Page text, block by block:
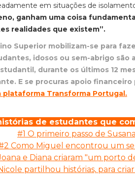
em situações de
ganham uma coisa
realidades que existem”.
Superior mobilizam-se para
idosos ou sem-abrigo são
durante os últimos 12
E se procuras apoio
plataforma Transforma Portugal.
de estudantes que
#1 O primeiro passo de Susana
Como Miguel encontrou um
e Diana criaram "um porto
partilhou histórias, para